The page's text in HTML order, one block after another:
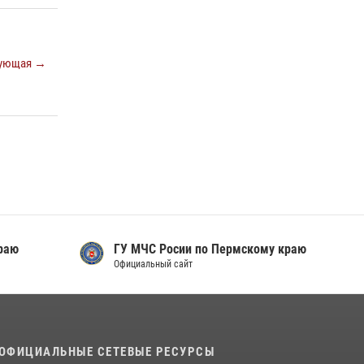
→
ГУ МЧС Росии по Пермскому краю
Официальный сайт
СЕТЕВЫЕ РЕСУРСЫ